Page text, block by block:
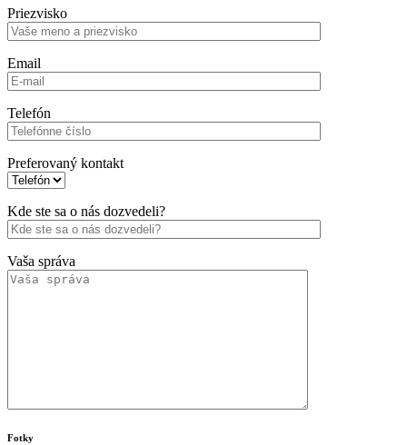
Priezvisko
Email
Telefón
Preferovaný kontakt
Kde ste sa o nás dozvedeli?
Vaša správa
Fotky